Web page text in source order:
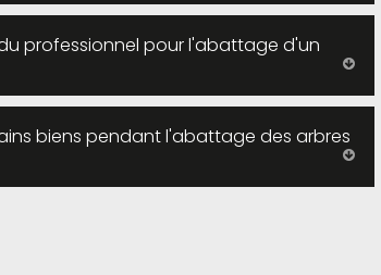
professionnel pour l'abattage d'un
biens pendant l'abattage des arbres